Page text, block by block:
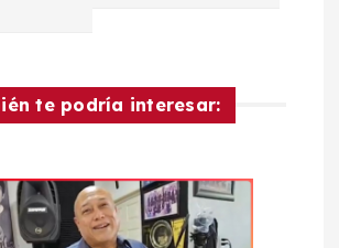
te podría interesar: